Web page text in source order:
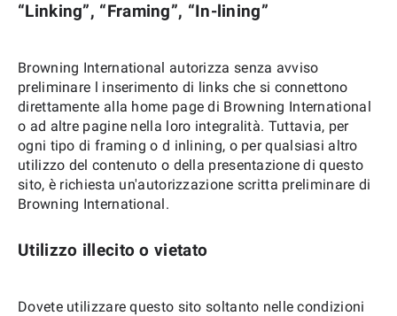
“Linking”, “Framing”, “In-lining”
Browning International autorizza senza avviso
preliminare l inserimento di links che si connettono
direttamente alla home page di Browning International
o ad altre pagine nella loro integralità. Tuttavia, per
ogni tipo di framing o d inlining, o per qualsiasi altro
utilizzo del contenuto o della presentazione di questo
sito, è richiesta un'autorizzazione scritta preliminare di
Browning International.
Utilizzo illecito o vietato
Dovete utilizzare questo sito soltanto nelle condizioni